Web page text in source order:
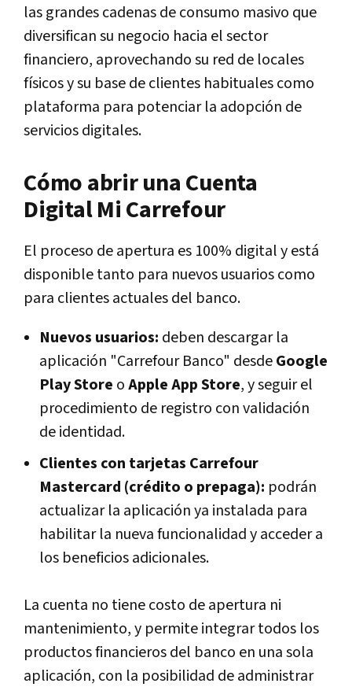
las grandes cadenas de consumo masivo que
diversifican su negocio hacia el sector
financiero, aprovechando su red de locales
físicos y su base de clientes habituales como
plataforma para potenciar la adopción de
servicios digitales.
Cómo abrir una Cuenta
Digital Mi Carrefour
El proceso de apertura es 100% digital y está
disponible tanto para nuevos usuarios como
para clientes actuales del banco.
Nuevos usuarios: deben descargar la
aplicación "Carrefour Banco" desdeGoogle
Play Store oApple App Store, y seguir el
procedimiento de registro con validación
de identidad.
Clientes con tarjetas Carrefour
Mastercard (crédito o prepaga): podrán
actualizar la aplicación ya instalada para
habilitar la nueva funcionalidad y acceder a
los beneficios adicionales.
La cuenta no tiene costo de apertura ni
mantenimiento, y permite integrar todos los
productos financieros del banco en una sola
aplicación, con la posibilidad de administrar